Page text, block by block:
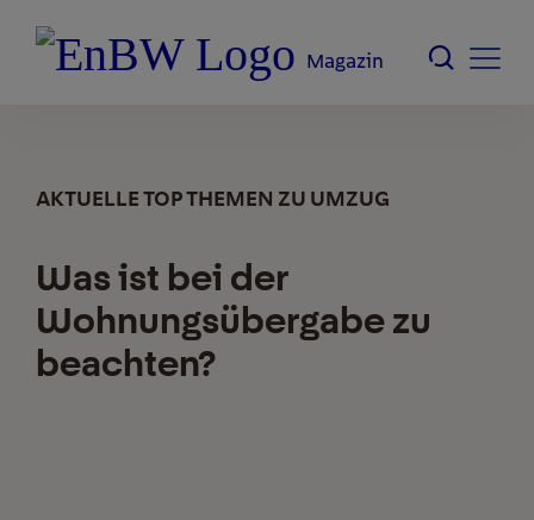
Magazin
AKTUELLE TOP THEMEN ZU UMZUG
Was ist bei der
Wohnungsübergabe zu
beachten?